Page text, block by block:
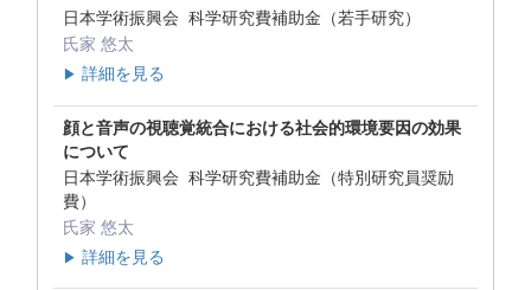
日本学術振興会 科学研究費補助金（若手研究）
氏家 悠太
▶ 詳細を見る
顔と音声の視聴覚統合における社会的環境要因の効果
について
日本学術振興会 科学研究費補助金（特別研究員奨励
費）
氏家 悠太
▶ 詳細を見る